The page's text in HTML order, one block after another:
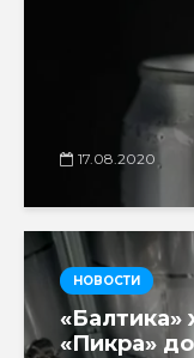
17.08.2020
НОВОСТИ
«Балтика»
«Пикра»